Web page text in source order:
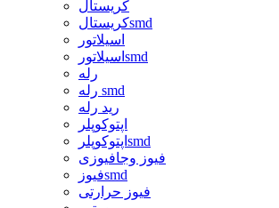
کریستال
کریستالsmd
اسیلاتور
اسیلاتورsmd
رله
رله smd
رید رله
اپتوکوپلر
اپتوکوپلرsmd
فیوز وجافیوزی
فیوزsmd
فیوز حرارتی